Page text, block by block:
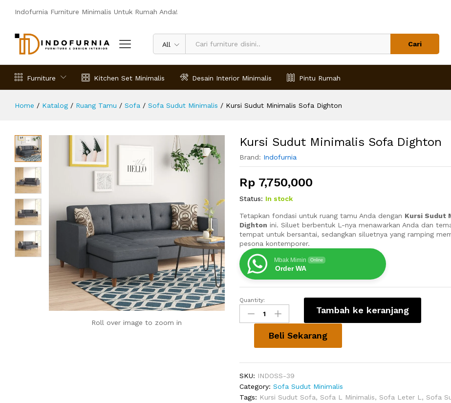
Indofurnia Furniture Minimalis Untuk Rumah Anda!
All Cari
Furniture Kitchen Set Minimalis Desain Interior Minimalis Pintu Rumah
Home / Katalog / Ruang Tamu / Sofa / Sofa Sudut Minimalis / Kursi Sudut Minimalis Sofa Dighton
Roll over image to zoom in
Kursi Sudut Minimalis Sofa Dighton
Brand: Indofurnia
Rp7,750,000
Status: In stock
Tetapkan fondasi untuk ruang tamu Anda dengan Kursi Sudut
Dighton ini. Siluet berbentuk L-nya menawarkan Anda dan
tempat untuk bersantai, sedangkan siluetnya yang ramping
pesona kontemporer.
Mbak Mimin Online
Order WA
Kursi
Sudut
Minimalis
Quantity:
Tambah ke keranjang
Beli Sekarang
SKU: INDOSS-39
Category: Sofa Sudut Minimalis
Tags: Kursi Sudut Sofa, Sofa L Minimalis, Sofa Leter L , Sofa
Deskripsi Spesifikasi Ulasan (0)